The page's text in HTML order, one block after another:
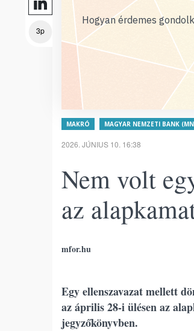
3p
Hogyan érdemes
MAKRÓ MAGYAR NEMZETI BANK
2026. JÚNIUS 10. 16:38
Nem volt
az
mfor.hu
Egy ellenszavazat mellett
az április 28-i ülésen az
jegyzőkönyvben.